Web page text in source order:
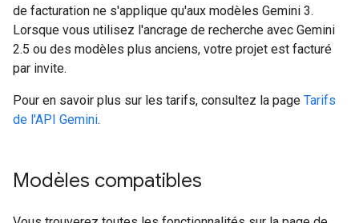
de facturation ne s'applique qu'aux modèles Gemini 3.
Lorsque vous utilisez l'ancrage de recherche avec Gemini
2.5 ou des modèles plus anciens, votre projet est facturé
par invite.
Pour en savoir plus sur les tarifs, consultez la page Tarifs
de l'API Gemini.
Modèles compatibles